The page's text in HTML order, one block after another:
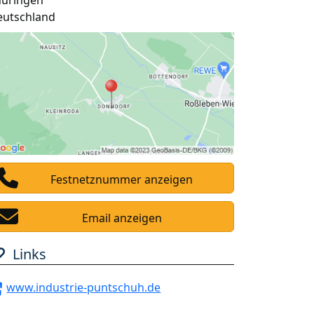
Festnetznummer anzeigen
Email anzeigen
Links
www.industrie-puntschuh.de